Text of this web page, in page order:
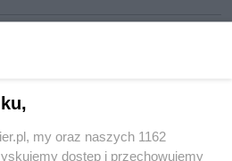
na swoim miejscu
my oraz naszych 1162
dostęp i przechowujemy